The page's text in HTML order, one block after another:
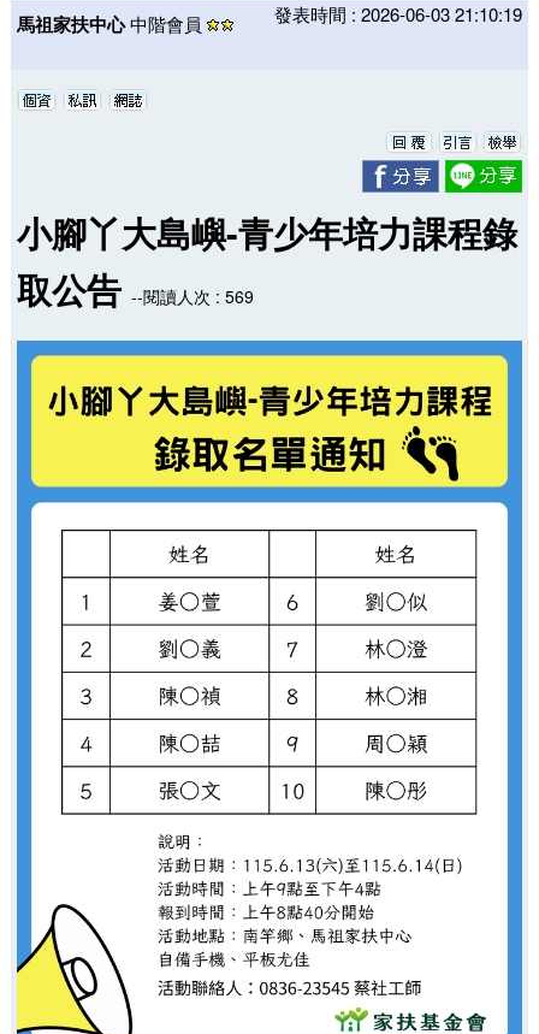
馬祖家扶中心中階會員 發表時間 : 2026-06-03 21:10:19
小腳丫大島嶼-青少年培力課程錄
取公告 --閱讀人次 : 569